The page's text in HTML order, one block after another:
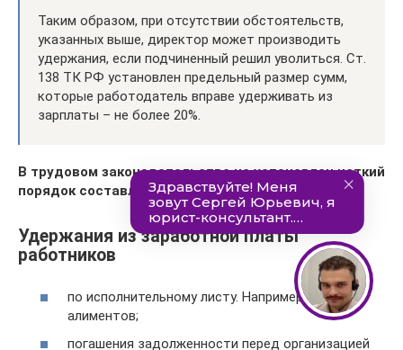
Таким образом, при отсутствии обстоятельств,
указанных выше, директор может производить
удержания, если подчиненный решил уволиться. Ст.
138 ТК РФ установлен предельный размер сумм,
которые работодатель вправе удерживать из
зарплаты – не более 20%.
В трудовом законодательстве не установлен четкий
порядок составления приказа об удержании.
Удержания из заработной платы
работников
по исполнительному листу. Например, выплата
алиментов;
погашения задолженности перед организацией